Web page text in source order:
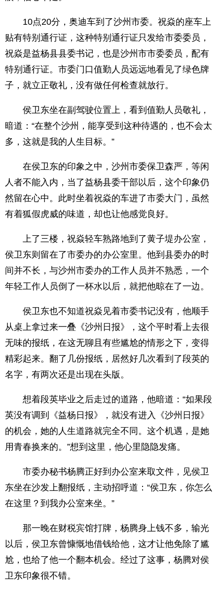
10点20分，奥迪车到了沙州市委。祝焱的座车上
贴有特别通行证，这种特别通行证只发给市委委员，
祝焱是益杨县县委书记，也是沙州市市委委员，配有
特别通行证。市委门口值勤人员远远地看见了绿色牌
子，就立正敬礼，没有做任何检查就放行。
侯卫东坐在副驾驶位置上，看到值勤人员敬礼，
暗道：“在整个沙州，能享受到这种待遇的，也不会太
多，这就是我的人生目标。”
在侯卫东的印象之中，沙州市委保卫森严，等闲
人者不能入内，当了益杨县委干部以后，这个印象仍
然留在心中。此时坐着祝焱的车进了市委大门，虽然
有着狐假虎威的味道，却也让他感觉良好。
上了三楼，祝焱轻车熟路地到了黄子堤办公室，
侯卫东则留在了市委办的办公室里。他到县委办的时
间并不长，与沙州市委办的工作人员并不熟悉，一个
年轻工作人员倒了一杯水以后，就把他晾在了一边。
侯卫东也不知道祝焱见着市委书记没有，他顺手
从桌上拿过来一叠《沙州日报》，这个平时看上去很
无味的报纸，在这无聊且有些尴尬的情形之下，变得
精彩起来。翻了几份报纸，居然好几次看到了段英的
名字，有两次还是出现在头版。
想着段英毕业之后走过的道路，他暗道：“如果段
英没有调到《益杨日报》，就没有进入《沙州日报》
的机会，她的人生道路就完全不同。这个机遇，是她
用青春换来的。”想到这里，他心里隐隐发痛。
市委办秘书杨腾正好到办公室来取文件，见侯卫
东坐在沙发上翻报纸，主动招呼道：“侯卫东，你怎么
在这里？到我办公室来坐。”
那一晚在财税宾馆打牌，杨腾身上钱不多，输光
以后，侯卫东曾慷慨地借钱给他，这才让他免除了尴
尬，也给了他一个翻本机会。经过了这事，杨腾对侯
卫东印象很不错。